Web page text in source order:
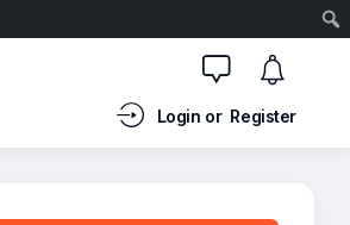
Login or Register